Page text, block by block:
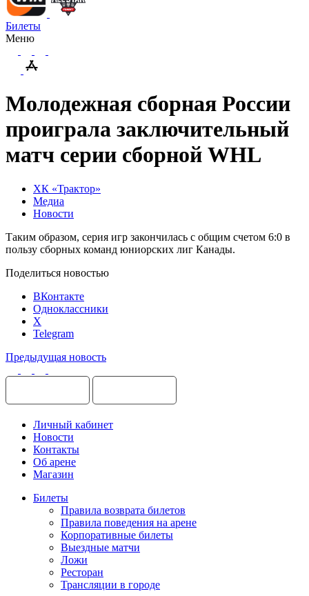
Билеты
Меню
Молодежная сборная России
проиграла заключительный
матч серии сборной WHL
ХК «Трактор»
Медиа
Новости
Таким образом, серия игр закончилась с общим счетом 6:0 в
пользу сборных команд юниорских лиг Канады.
Поделиться новостью
ВКонтакте
Одноклассники
X
Telegram
Предыдущая новость
Личный кабинет
Новости
Контакты
Об арене
Магазин
Билеты
Правила возврата билетов
Правила поведения на арене
Корпоративные билеты
Выездные матчи
Ложи
Ресторан
Трансляции в городе